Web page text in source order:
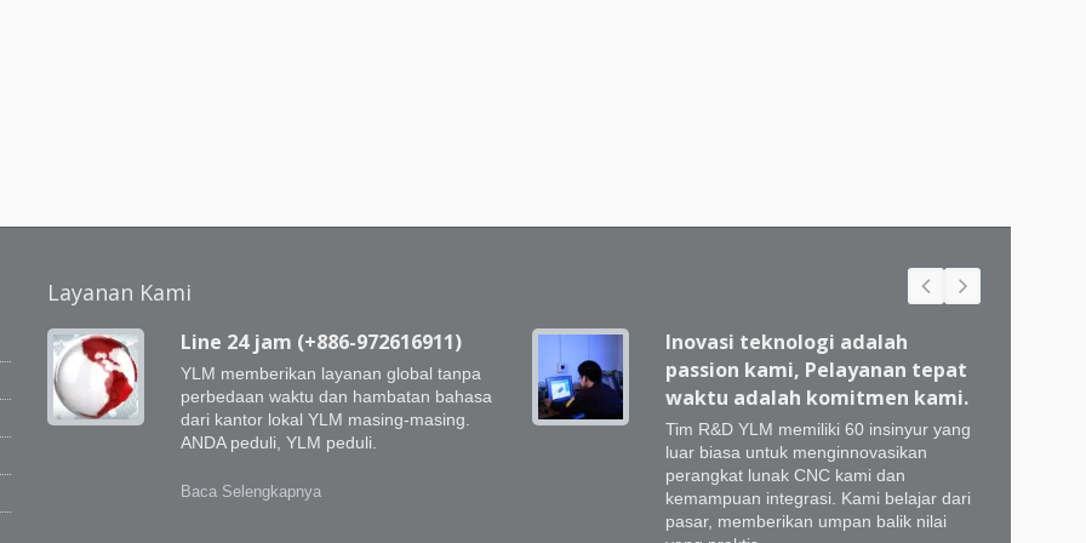
Layanan Kami
Line 24 jam (+886-972616911)
YLM memberikan layanan global tanpa
perbedaan waktu dan hambatan bahasa
dari kantor lokal YLM masing-masing.
ANDA peduli, YLM peduli.
Baca Selengkapnya
Inovasi teknologi adalah
passion kami, Pelayanan tepat
waktu adalah komitmen kami.
Tim R&D YLM memiliki 60 insinyur yang
luar biasa untuk menginnovasikan
perangkat lunak CNC kami dan
kemampuan integrasi. Kami belajar dari
pasar, memberikan umpan balik nilai